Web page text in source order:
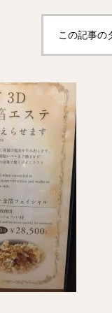
この記事の